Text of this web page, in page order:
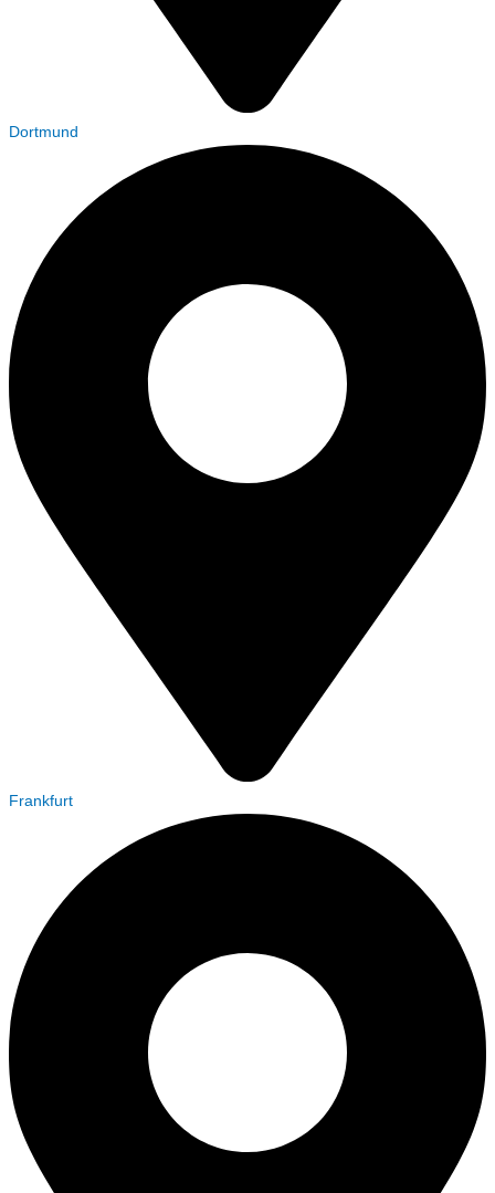
Dortmund
Frankfurt